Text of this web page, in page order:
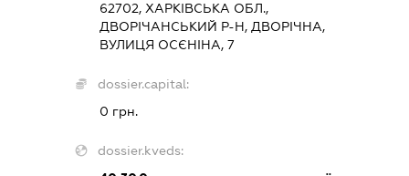
62702, ХАРКІВСЬКА ОБЛ.,
ДВОРІЧАНСЬКИЙ Р-Н, ДВОРІЧНА,
ВУЛИЦЯ ОСЄНІНА, 7
dossier.capital:
0 грн.
dossier.kveds: